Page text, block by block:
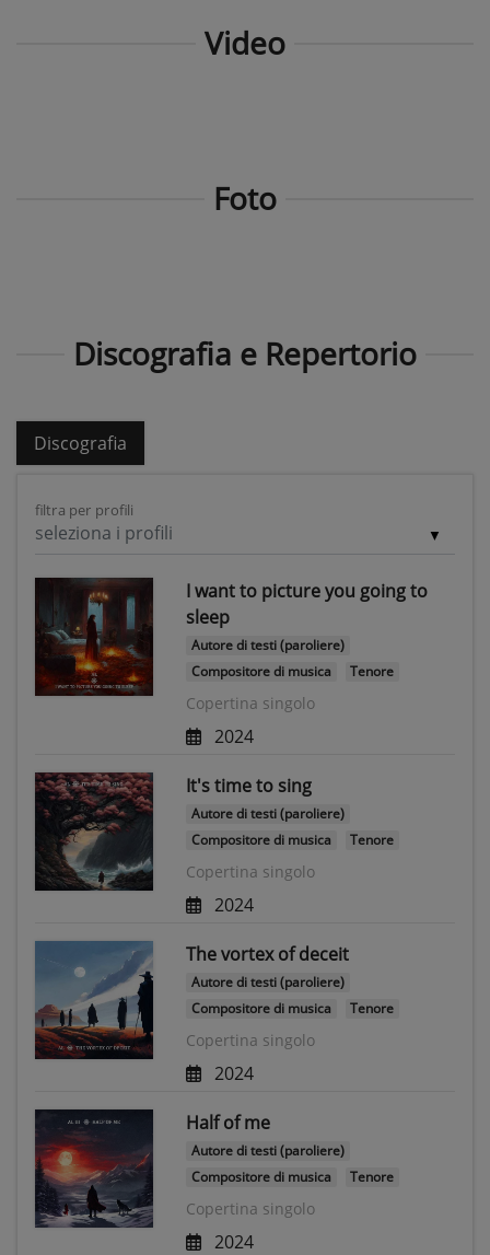
Video
Foto
Discografia e Repertorio
Discografia
filtra per profili
seleziona i profili
I want to picture you going to
sleep
Autore di testi (paroliere)
Compositore di musica
Tenore
Copertina singolo
2024
It's time to sing
Autore di testi (paroliere)
Compositore di musica
Tenore
Copertina singolo
2024
The vortex of deceit
Autore di testi (paroliere)
Compositore di musica
Tenore
Copertina singolo
2024
Half of me
Autore di testi (paroliere)
Compositore di musica
Tenore
Copertina singolo
2024